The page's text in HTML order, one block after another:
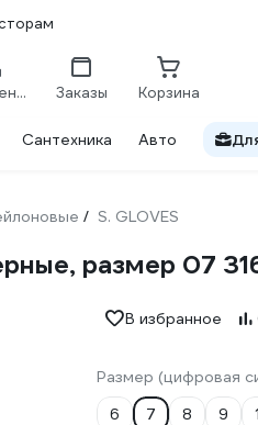
Сравнение Заказы Корзина
Сантехника Авто
/ S. GLOVES
размер 07
В избранное
Размер (цифровая
6
7 8 9